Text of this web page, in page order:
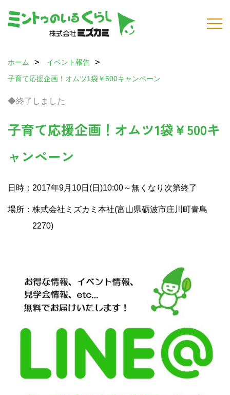
ホーム
イベント報告
子育て応援企画！オムツ1袋￥500キャンペーン
◆終了しました
子育て応援企画！オムツ1袋￥500キ
ャンペーン
日時：2017年9月10日(日)10:00～無くなり次第終了
場所：株式会社ミズカミ本社(富山県砺波市庄川町青島
2270)